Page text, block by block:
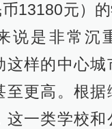
13180元）
说是非常沉
这样的中心城
至更高。根据
这一类学校和